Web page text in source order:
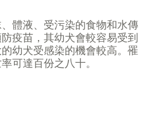
體液、受污染的食物和水傳
疫苗，其幼犬會較容易受到
幼犬受感染的機會較高。罹
可達百份之八十。